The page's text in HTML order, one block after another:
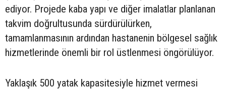
ediyor. Projede kaba yapı ve diğer imalatlar planlanan
takvim doğrultusunda sürdürülürken,
tamamlanmasının ardından hastanenin bölgesel sağlık
hizmetlerinde önemli bir rol üstlenmesi öngörülüyor.
Yaklaşık 500 yatak kapasitesiyle hizmet vermesi